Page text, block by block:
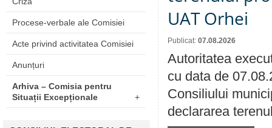
Procese-verbale ale Comisiei
Acte privind activitatea Comisiei
Anunțuri
Arhiva – Comisia pentru
Situații Excepționale
+
UAT Orhei
Publicat: 07.08.2026
Autoritatea
cu data de
Consiliului
declararea